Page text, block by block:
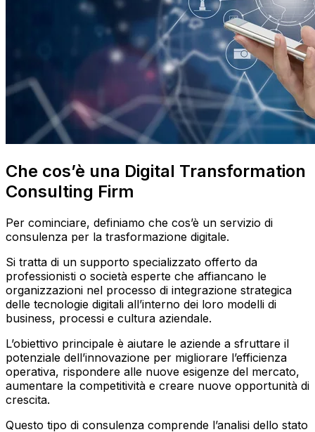
Che cos’è una Digital Transformation
Consulting Firm
Per cominciare, definiamo che cos’è un servizio di
consulenza per la trasformazione digitale.
Si tratta di un supporto specializzato offerto da
professionisti o società esperte che affiancano le
organizzazioni nel processo di integrazione strategica
delle tecnologie digitali all’interno dei loro modelli di
business, processi e cultura aziendale.
L’obiettivo principale è aiutare le aziende a sfruttare il
potenziale dell’innovazione per migliorare l’efficienza
operativa, rispondere alle nuove esigenze del mercato,
aumentare la competitività e creare nuove opportunità di
crescita.
Questo tipo di consulenza comprende l’analisi dello stato